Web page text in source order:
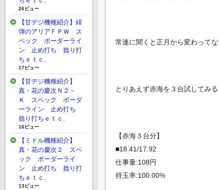
常連に聞くと正月から変わって
とりあえず赤海を３台試してみ
【赤海３台分】
■18.41/17.92
仕事量:108円
持玉率:100.00%
26ビュー
【甘デジ機種紹介】緋
弾のアリアＦＰＷ ス
ペック ボーダーライ
ン 止め打ち 捻り打
ちｅｔｃ.
17ビュー
【甘デジ機種紹介】
真・花の慶次Ｎ２－
Ｋ スペック ボーダ
ーライン 止め打ち
捻り打ちｅｔｃ.
16ビュー
【ミドル機種紹介】
真・花の慶次２ スペ
ック ボーダーライ
ン 止め打ち 捻り打
ちｅｔｃ.
13ビュー